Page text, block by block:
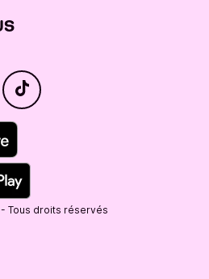
Tous droits réservés